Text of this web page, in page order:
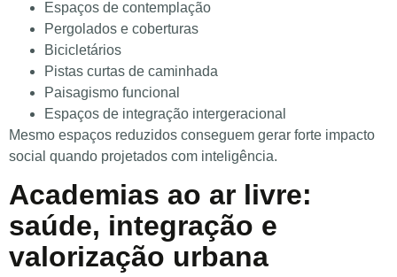
Espaços de contemplação
Pergolados e coberturas
Bicicletários
Pistas curtas de caminhada
Paisagismo funcional
Espaços de integração intergeracional
Mesmo espaços reduzidos conseguem gerar forte impacto
social quando projetados com inteligência.
Academias ao ar livre:
saúde, integração e
valorização urbana